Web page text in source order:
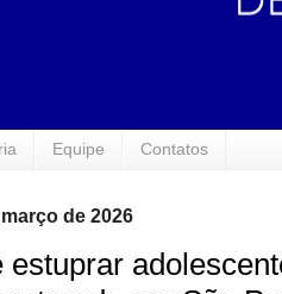
Equipe Contatos
de 2026
estuprar